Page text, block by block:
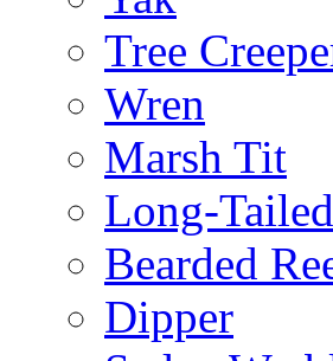
Tree
Wren
Marsh Tit
Long-
Bearded
Dipper